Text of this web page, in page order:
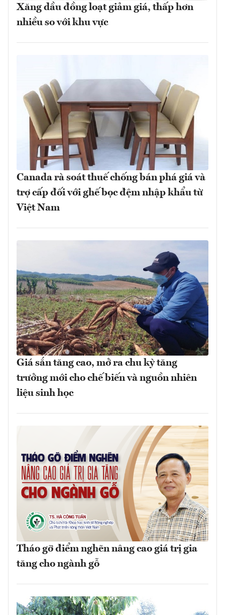
Xăng dầu đồng loạt giảm giá, thấp hơn
nhiều so với khu vực
Canada rà soát thuế chống bán phá giá và
trợ cấp đối với ghế bọc đệm nhập khẩu từ
Việt Nam
Giá sắn tăng cao, mở ra chu kỳ tăng
trưởng mới cho chế biến và nguồn nhiên
liệu sinh học
Tháo gỡ điểm nghẽn nâng cao giá trị gia
tăng cho ngành gỗ